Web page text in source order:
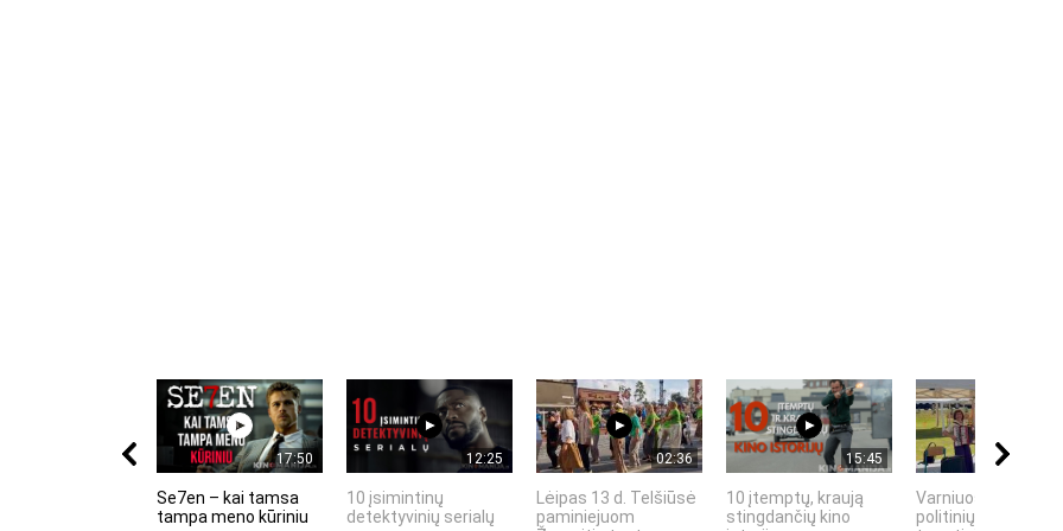
17:50
Se7en – kai tamsa
tampa meno kūriniu
12:25
10 įsimintinų
detektyvinių serialų
02:36
Lėipas 13 d. Telšiūsė
paminiejuom
15:45
10 įtemptų, kraują
stingdančių kino
Varniuose vyko XV
politinių kalinių,